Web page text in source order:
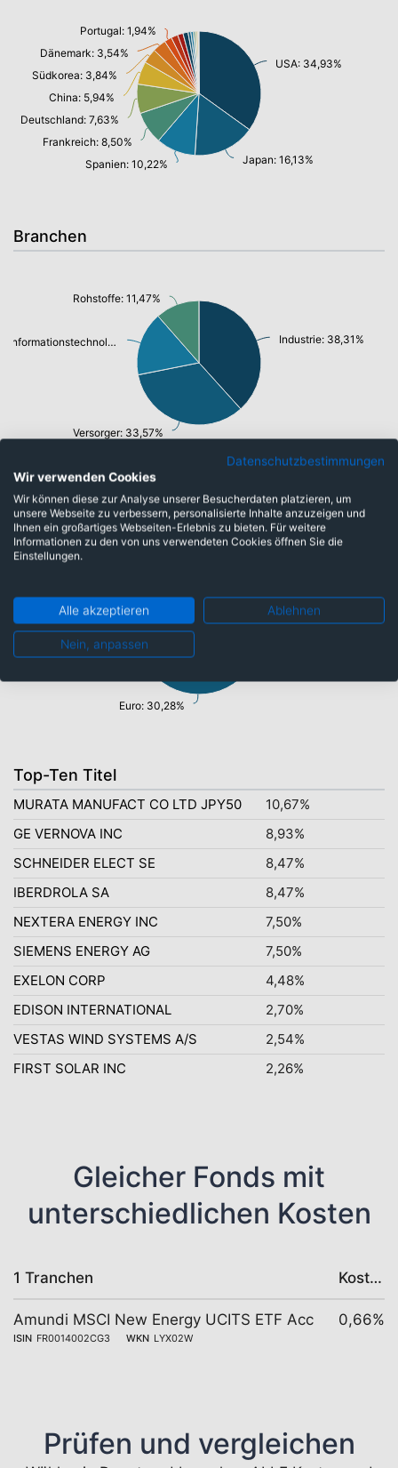
USA: 34,93%
Japan: 16,13%
Spanien: 10,22%
Frankreich: 8,50%
Deutschland: 7,63%
China: 5,94%
Südkorea: 3,84%
Dänemark: 3,54%
Portugal: 1,94%
Branchen
Industrie: 38,31%
Versorger: 33,57%
Informationstechnologie/ Telekommunikation: 16,65%
Rohstoffe: 11,47%
Währungen
US-Dollar: 34,94%
Euro: 30,28%
Japanische Yen: 16,13%
Südkoreanischer Won: 3,84%
Dänische Kronen: 3,54%
Hongkong Dollar: 2,75%
Top-Ten Titel
MURATA MANUFACT CO LTD JPY50
10,67%
GE VERNOVA INC
8,93%
SCHNEIDER ELECT SE
8,47%
IBERDROLA SA
8,47%
NEXTERA ENERGY INC
7,50%
SIEMENS ENERGY AG
7,50%
EXELON CORP
4,48%
EDISON INTERNATIONAL
2,70%
VESTAS WIND SYSTEMS A/S
2,54%
FIRST SOLAR INC
2,26%
Gleicher Fonds mit
unterschiedlichen Kosten
1 Tranchen Kosten
Amundi MSCI New Energy UCITS ETF Acc
ISIN FR0014002CG3 WKN LYX02W
0,66%
Prüfen und vergleichen
Datenschutzbestimmungen
Wir verwenden Cookies
Wir können diese zur Analyse unserer Besucherdaten platzieren, um
unsere Webseite zu verbessern, personalisierte Inhalte anzuzeigen und
Ihnen ein großartiges Webseiten-Erlebnis zu bieten. Für weitere
Informationen zu den von uns verwendeten Cookies öffnen Sie die
Einstellungen.
Alle akzeptieren Ablehnen
Nein, anpassen